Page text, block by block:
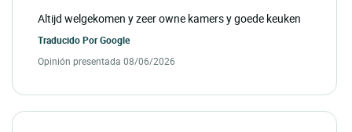
Altijd welgekomen y zeer owne kamers y goede keuken
Traducido PorGoogle
Opinión presentada 08/06/2026